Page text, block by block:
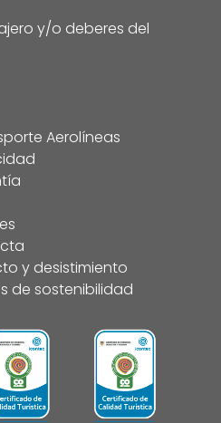
y/o deberes del
Aerolíneas
y desistimiento
de sostenibilidad